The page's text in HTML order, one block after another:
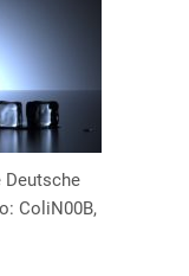
Deutsche
ColiN00B,